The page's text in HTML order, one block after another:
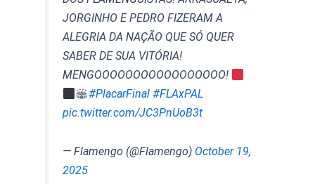
JORGINHO E PEDRO FIZERAM A
ALEGRIA DA NAÇÃO QUE SÓ QUER
SABER DE SUA VITÓRIA!
MENGOOOOOOOOOOOOOOOOO!
#PlacarFinal #FLAxPAL
pic.twitter.com/JC3PnUoB3t
— Flamengo (@Flamengo) October 19,
2025